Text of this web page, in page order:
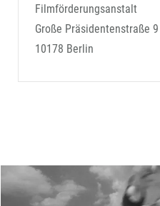
Filmförderungsanstalt
Große Präsidentenstraße 9
10178 Berlin